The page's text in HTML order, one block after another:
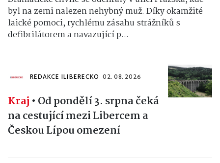
byl na zemi nalezen nehybný muž. Díky okamžité
laické pomoci, rychlému zásahu strážníků s
defibrilátorem a navazující p...
REDAKCE ILIBERECKO 02. 08. 2026
Kraj • Od pondělí 3. srpna čeká
na cestující mezi Libercem a
Českou Lípou omezení